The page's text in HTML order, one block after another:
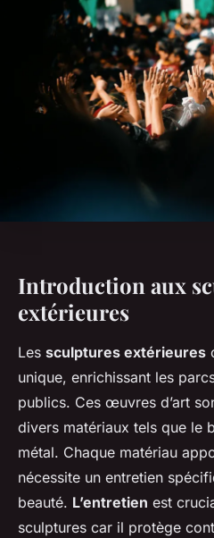
Introduction aux
extérieures
Les sculptures extérieures
unique, enrichissant les
publics. Ces œuvres d’art
divers matériaux tels que le
métal. Chaque matériau
nécessite un entretien
beauté. L’entretien est
sculptures car il protège